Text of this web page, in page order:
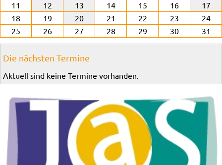
11
12 13 14 15 16
17
18
19 20 21 22 23
24
25
26 27 28 29 30 31
Die nächsten Termine
Aktuell sind keine Termine vorhanden.